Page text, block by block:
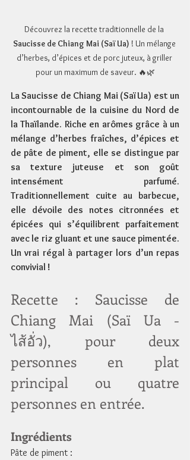
Découvrez la recette traditionnelle de la
Saucisse de Chiang Mai (Saï Ua) ! Un mélange
d’herbes, d’épices et de porc juteux, à griller
pour un maximum de saveur. 🔥🌿
La Saucisse de Chiang Mai (Saï Ua) est un
incontournable de la cuisine du Nord de
la Thaïlande. Riche en arômes grâce à un
mélange d’herbes fraîches, d’épices et
de pâte de piment, elle se distingue par
sa texture juteuse et son goût
intensément parfumé.
Traditionnellement cuite au barbecue,
elle dévoile des notes citronnées et
épicées qui s’équilibrent parfaitement
avec le riz gluant et une sauce pimentée.
Un vrai régal à partager lors d’un repas
convivial !
Recette : Saucisse de
Chiang Mai (Saï Ua -
ไส้อั่ว), pour deux
personnes en plat
principal ou quatre
personnes en entrée.
Ingrédients
Pâte de piment :